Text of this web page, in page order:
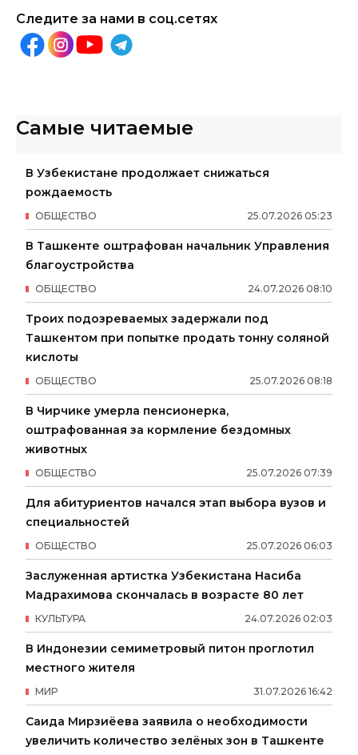
Следите за нами в соц.сетях
Самые читаемые
В Узбекистане продолжает снижаться
рождаемость
25.07.2026 05:23
ОБЩЕСТВО
В Ташкенте оштрафован начальник Управления
благоустройства
24.07.2026 08:10
ОБЩЕСТВО
Троих подозреваемых задержали под
Ташкентом при попытке продать тонну соляной
кислоты
25.07.2026 08:18
ОБЩЕСТВО
В Чирчике умерла пенсионерка,
оштрафованная за кормление бездомных
животных
25.07.2026 07:39
ОБЩЕСТВО
Для абитуриентов начался этап выбора вузов и
специальностей
25.07.2026 06:03
ОБЩЕСТВО
Заслуженная артистка Узбекистана Насиба
Мадрахимова скончалась в возрасте 80 лет
24.07.2026 02:03
КУЛЬТУРА
В Индонезии семиметровый питон проглотил
местного жителя
31.07.2026 16:42
МИР
Саида Мирзиёева заявила о необходимости
увеличить количество зелёных зон в Ташкенте